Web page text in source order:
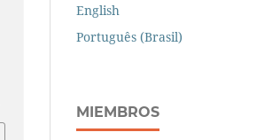
English
Português (Brasil)
MIEMBROS